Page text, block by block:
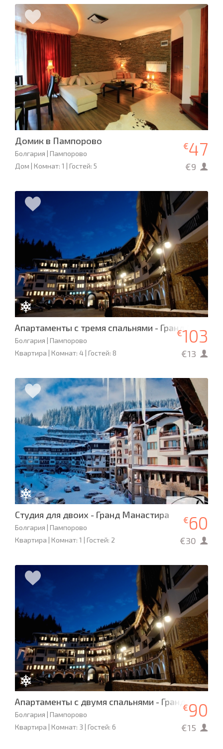
Домик в Пампорово
Болгария | Пампорово
Дом | Комнат: 1 | Гостей: 5
€47
€9
Апартаменты с тремя спальнями - Гранд
Болгария | Пампорово
Квартира | Комнат: 4 | Гостей: 8
€103
€13
Студия для двоих - Гранд Манастира
Болгария | Пампорово
Квартира | Комнат: 1 | Гостей: 2
€60
€30
Апартаменты с двумя спальнями - Гранд
Болгария | Пампорово
Квартира | Комнат: 3 | Гостей: 6
€90
€15